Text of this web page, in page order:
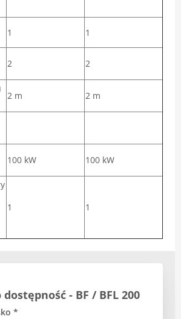
1 1
2 2
2 m 2 m
100 kW 100 kW
1 1
- BF / BFL 200
*